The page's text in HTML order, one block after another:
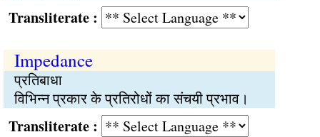
:
Impedance
प्रतिबाधा
विभिन्न प्रकार के प्रतिरोधों का संचयी प्रभाव।
: